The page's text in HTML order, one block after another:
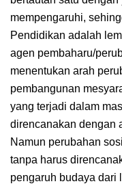
mempengaruhi,
Pendidikan adalah
agen pembaharu/
menentukan arah
pembangunan
yang terjadi dalam
direncanakan dengan
Namun perubahan
tanpa harus
pengaruh budaya dari